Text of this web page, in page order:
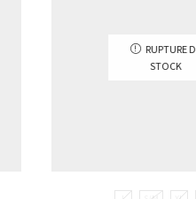
RUPTURE
STOCK